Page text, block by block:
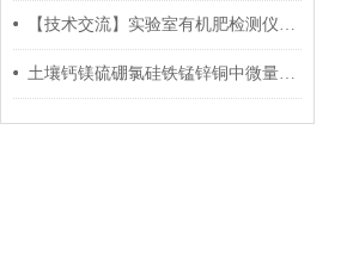
【技术交流】实验室有机肥检测仪器有哪些？
土壤钙镁硫硼氯硅铁锰锌铜中微量元素速测试剂盒套装